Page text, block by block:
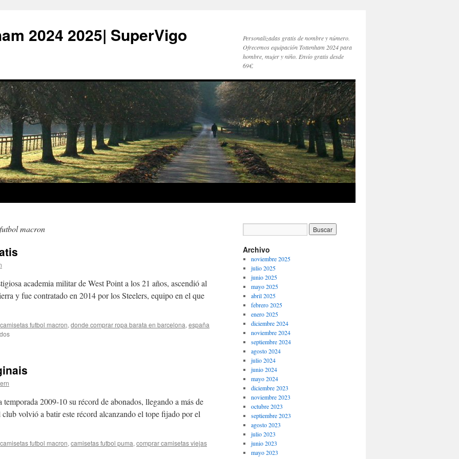
2024 2025| SuperVigo
Personalizadas gratis de nombre y número.
Ofrecemos equipación Tottenham 2024 para
hombre, mujer y niño. Envío gratis desde
69€.
macron
academia militar de West Point a los 21 años, ascendió al
y fue contratado en 2014 por los Steelers, equipo en el que
camisetas futbol macron, donde comprar ropa barata en barcelona, españa
en
line
2009-10 su récord de abonados, llegando a más de
volvió a batir este récord alcanzando el tope fijado por el
camisetas futbol macron, camisetas futbol puma, comprar camisetas viejas
Archivo
noviembre 2025
julio 2025
junio 2025
mayo 2025
abril 2025
febrero 2025
enero 2025
diciembre 2024
noviembre 2024
septiembre 2024
agosto 2024
julio 2024
junio 2024
mayo 2024
diciembre 2023
noviembre 2023
octubre 2023
septiembre 2023
agosto 2023
julio 2023
junio 2023
mayo 2023